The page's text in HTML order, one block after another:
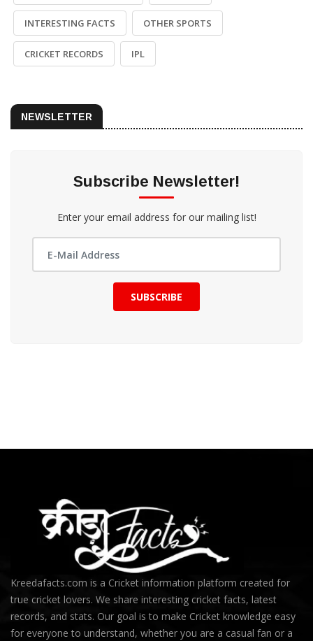
INTERESTING FACTS OTHER SPORTS
CRICKET RECORDS IPL
NEWSLETTER
Subscribe Newsletter!
Enter your email address for our mailing list!
SUBSCRIBE
Kreedafacts.com is a Cricket information platform created for
true cricket lovers. We share interesting cricket facts, latest
records, and stats. Our goal is to make Cricket knowledge easy
for everyone to understand, whether you are a casual fan or a